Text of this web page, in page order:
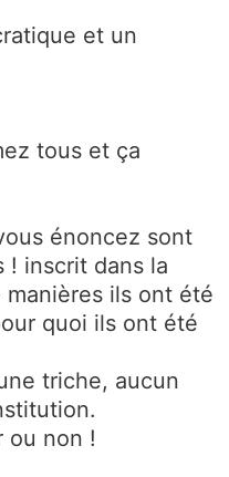
et un
tous et ça
énoncez sont
! inscrit dans la
manières ils ont été
quoi ils ont été
triche, aucun
ou non !